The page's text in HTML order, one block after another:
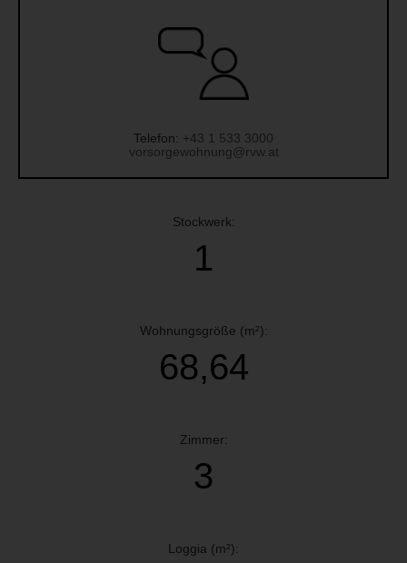
Telefon: +43 1 533 3000
vorsorgewohnung@rvw.at
Stockwerk:
1
Wohnungsgröße (m²):
68,64
Zimmer:
3
Loggia (m²):